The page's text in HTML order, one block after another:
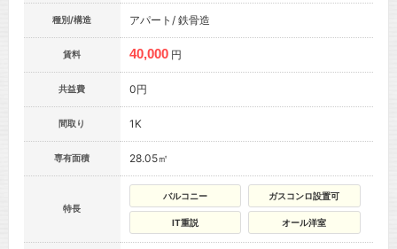
種別/構造 アパート/ 鉄骨造
賃料 40,000 円
共益費 0円
間取り 1K
専有面積 28.05㎡
特長
バルコニー ガスコンロ設置可
IT重説 オール洋室